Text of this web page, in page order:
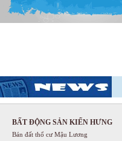
BẤT ĐỘNG SẢN KIẾN HƯNG
Bán đất thổ cư Mậu Lương